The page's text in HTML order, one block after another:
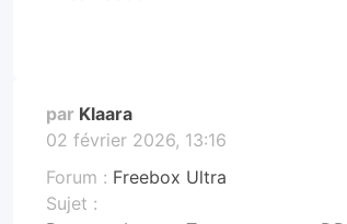
par Klaara
02 février 2026, 13:16
Forum : Freebox Ultra
Sujet :